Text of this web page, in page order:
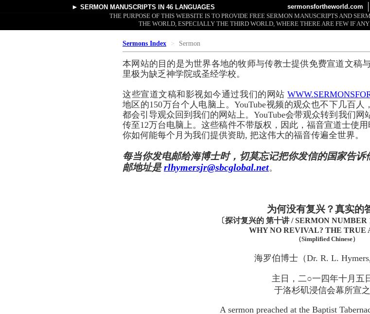
► SERMON MANUSCRIPTS IN 46 LANGUAGES sermonsfortheworld.com
THE PURPOSE OF THIS WEBSITE IS TO PROVIDE FREE SERMON MANUSCRIPTS AND
THE WORLD, ESPECIALLY THE THIRD WORLD, WHERE THERE ARE FEW IF
Sermons Index Sermon
本网站的目的是为世界各地的牧师与传教士提供免费宣道文稿
里极为缺乏神学院或圣经学校。
这些宣道文稿和影视如今通过我们的网站
地区的150万台个人电脑上。YouTube视频的观众也不下几百人
都会引导观众回到我们的网站上。YouTube会带观众转到我们
传至12万台电脑上。这些稿件不带版权，因此，福音宣道士使用
你如何能每个月为我们提供资助, 把这伟大的福音传遍全世界。
每当你发电邮给海博士时，切莫忘记把你发信的国家告
邮地址是rlhymersjr@sbcglobal.net。
为何没有复兴？真实的
〔探讨复兴的 第十讲 / SERMON NUMBER
WHY NO REVIVAL? THE TRUE
（Simplified Chinese）
海罗伯博士（Dr. R. L.
主日，二○一四年十月五
于洛杉矶浸信会幕所宣
A sermon preached at the Baptist